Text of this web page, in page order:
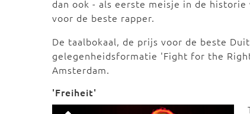
dan ook - als eerste meisje in de
voor de beste rapper.
De taalbokaal, de prijs voor de beste
gelegenheidsformatie 'Fight for the
Amsterdam.
'Freiheit'